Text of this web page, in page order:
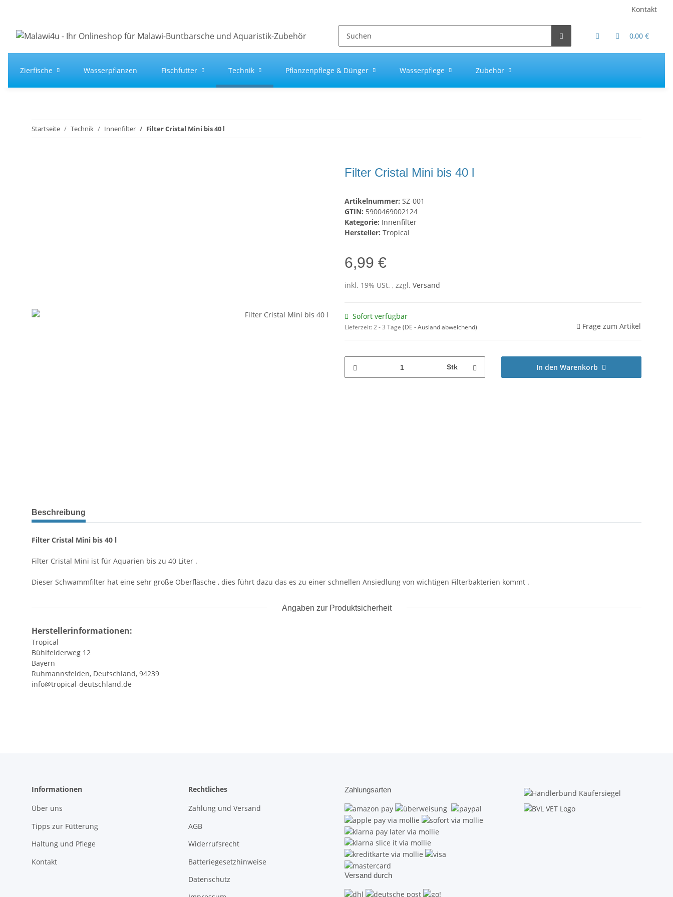
Kontakt
0,00 €
Zierfische Wasserpflanzen Fischfutter Technik Pflanzenpflege & Dünger Wasserpflege Zubehör
Startseite Technik Innenfilter Filter Cristal Mini bis 40 l
Filter Cristal Mini bis 40 l
Artikelnummer: SZ-001
GTIN: 5900469002124
Kategorie: Innenfilter
Hersteller: Tropical
6,99 €
inkl. 19% USt. , zzgl. Versand
Sofort verfügbar
Lieferzeit:2 - 3 Tage (DE - Ausland abweichend) Frage zum Artikel
Stk In den Warenkorb
Beschreibung
Filter Cristal Mini bis 40 l
Filter Cristal Mini ist für Aquarien bis zu 40 Liter .
Dieser Schwammfilter hat eine sehr große Oberfläsche , dies führt dazu das es zu einer schnellen Ansiedlung von wichtigen Filterbakterien kommt .
Angaben zur Produktsicherheit
Herstellerinformationen:
Tropical
Bühlfelderweg 12
Bayern
Ruhmannsfelden, Deutschland, 94239
info@tropical-deutschland.de
Informationen
Über uns
Tipps zur Fütterung
Haltung und Pflege
Kontakt
Rechtliches
Zahlung und Versand
AGB
Widerrufsrecht
Batteriegesetzhinweise
Datenschutz
Zahlungsarten
Versand durch